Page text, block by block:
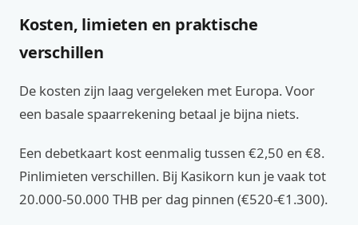
Kosten, limieten en praktische
verschillen
De kosten zijn laag vergeleken met Europa. Voor
een basale spaarrekening betaal je bijna niets.
Een debetkaart kost eenmalig tussen €2,50 en €8.
Pinlimieten verschillen. Bij Kasikorn kun je vaak tot
20.000‑50.000 THB per dag pinnen (€520‑€1.300).